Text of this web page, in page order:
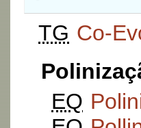
TG Co-
EQ